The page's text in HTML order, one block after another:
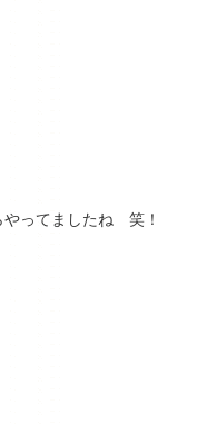
ってましたね 笑！